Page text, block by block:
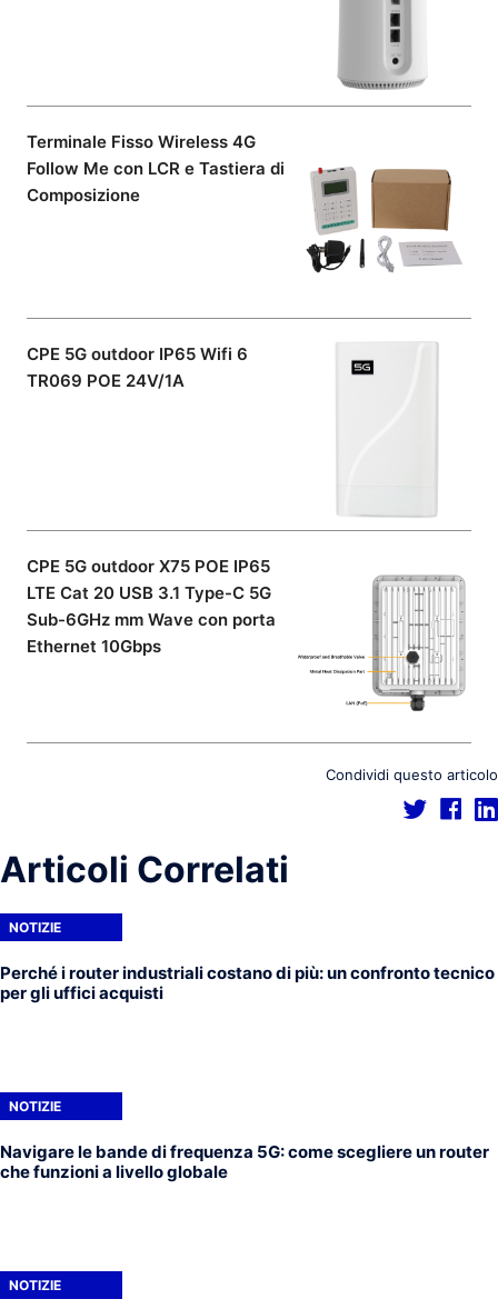
Terminale Fisso Wireless 4G
Follow Me con LCR e Tastiera di
Composizione
CPE 5G outdoor IP65 Wifi 6
TR069 POE 24V/1A
CPE 5G outdoor X75 POE IP65
LTE Cat 20 USB 3.1 Type-C 5G
Sub-6GHz mm Wave con porta
Ethernet 10Gbps
Condividi questo articolo
Articoli Correlati
NOTIZIE
Perché i router industriali costano di più: un confronto tecnico
per gli uffici acquisti
NOTIZIE
Navigare le bande di frequenza 5G: come scegliere un router
che funzioni a livello globale
NOTIZIE